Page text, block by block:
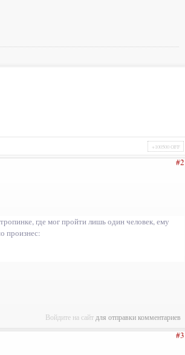
+100500 OFF
#2
где мог пройти лишь один человек, ему
произнес:
Войдите на сайт для отправки комментариев
#3